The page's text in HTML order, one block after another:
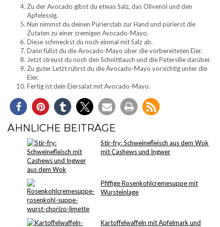
Zu der Avocado gibst du etwas Salz, das Olivenöl und den
Apfelessig.
Nun nimmst du deinen Pürierstab zur Hand und pürierst die
Zutaten zu einer cremigen Avocado-Mayo.
Diese schmeckst du noch einmal mit Salz ab.
Dann füllst du die Avocado-Mayo über die vorbereiteten Eier.
Jetzt streust du noch den Schnittlauch und die Petersilie darüber.
Zu guter Letzt rührst du die Avocado-Mayo vorsichtig unter die
Eier.
Fertig ist dein Eiersalat mit Avocado-Mayo.
ÄHNLICHE BEITRÄGE
Stir-fry: Schweinefleisch aus dem Wok
mit Cashews und Ingwer
Pfiffige Rosenkohlcremesuppe mit
Wursteinlage
Kartoffelwaffeln mit Apfelmark und